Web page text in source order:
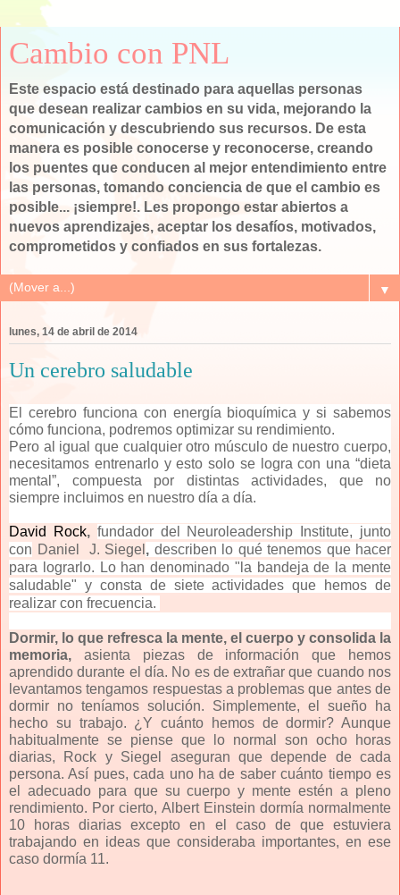
Cambio con PNL
Este espacio está destinado para aquellas personas
que desean realizar cambios en su vida, mejorando la
comunicación y descubriendo sus recursos. De esta
manera es posible conocerse y reconocerse, creando
los puentes que conducen al mejor entendimiento entre
las personas, tomando conciencia de que el cambio es
posible... ¡siempre!. Les propongo estar abiertos a
nuevos aprendizajes, aceptar los desafíos, motivados,
comprometidos y confiados en sus fortalezas.
▼
lunes, 14 de abril de 2014
Un cerebro saludable
El cerebro funciona con energía bioquímica y si sabemos
cómo funciona, podremos optimizar su rendimiento.
Pero al igual que cualquier otro músculo de nuestro cuerpo,
necesitamos entrenarlo y esto solo se logra con una “dieta
mental”, compuesta por distintas actividades, que no
siempre incluimos en nuestro día a día.
David Rock, fundador del Neuroleadership Institute, junto
con Daniel J. Siegel , describen lo qué tenemos que hacer
para lograrlo. Lo handenominado "la bandeja de la mente
saludable" y consta de siete actividades que hemos de
realizar con frecuencia.
Dormir, lo que refresca la mente, el cuerpo y consolida la
memoria, asienta piezas de información que hemos
aprendido durante el día. No es de extrañar que cuando nos
levantamos tengamos respuestas a problemas que antes de
dormir no teníamos solución. Simplemente, el sueño ha
hecho su trabajo. ¿Y cuánto hemos de dormir? Aunque
habitualmente se piense que lo normal son ocho horas
diarias, Rock y Siegel aseguran que depende de cada
persona. Así pues, cada uno ha de saber cuánto tiempo es
el adecuado para que su cuerpo y mente estén a pleno
rendimiento. Por cierto, Albert Einstein dormía normalmente
10 horas diarias excepto en el caso de que estuviera
trabajando en ideas que consideraba importantes, en ese
caso dormía 11.